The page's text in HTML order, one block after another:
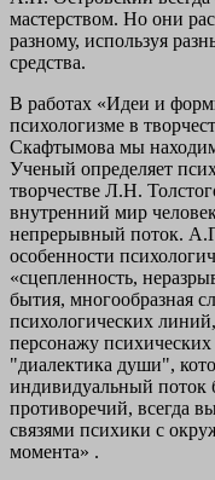
мастерством. Но они
разному, используя
средства.
В работах «Идеи и
психологизме в
Скафтымова мы находим
Ученый определяет
творчестве Л.Н.
внутренний мир
непрерывный поток.
особенности
«сцепленность,
бытия, многообразная
психологических
персонажу
"диалектика души",
индивидуальный поток
противоречий, всегда
связями психики с
момента» .